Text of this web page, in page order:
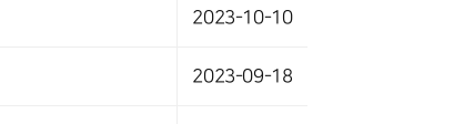
2023-10-10
2023-09-18